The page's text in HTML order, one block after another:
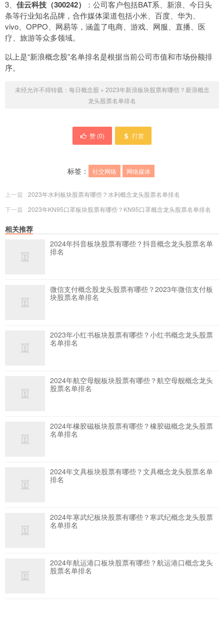
3、 佳云科技（300242）
：公司客户包括BAT系、新浪、今日头
条等行业知名品牌，合作媒体渠道包括小米、百度、华为、
vivo、OPPO、网易等，涵盖了电商、游戏、网服、直播、医
疗、旅游等众多领域。
以上是“新浪概念股”名单排名是根据当前公司市值和市场份额排
序。
未经允许不得转载： 每日概念股 » 2023年新浪板块股票有哪些？新浪概念
龙头股票名单排名
赞 (0) 打赏
标签： 社交网络 网络媒体
上一篇
2023年水利板块股票有哪些？水利概念龙头股票名单排名
下一篇
2023年KN95口罩板块股票有哪些？KN95口罩概念龙头股票名单排名
相关推荐
2024年抖音板块股票有哪些？抖音概念龙头股票名单
排名
微信支付概念股龙头股票有哪些？2023年微信支付板
块股票名单排名
2023年小红书板块股票有哪些？小红书概念龙头股票
名单排名
2024年航空母舰板块股票有哪些？航空母舰概念龙头
股票名单排名
2024年橡胶磁板块股票有哪些？橡胶磁概念龙头股票
名单排名
2024年文具板块股票有哪些？文具概念龙头股票名单
排名
2024年寒武纪板块股票有哪些？寒武纪概念龙头股票
名单排名
2024年航运港口板块股票有哪些？航运港口概念龙头
股票名单排名